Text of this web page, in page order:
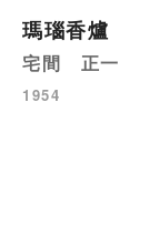
瑪瑙香爐
宅間 正一
1954